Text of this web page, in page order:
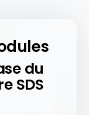
du
SDS